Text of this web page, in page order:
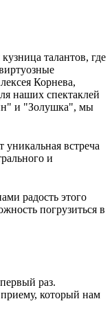
талантов, где
Корнева,
наших спектаклей
и "Золушка", мы
встреча
и
радость этого
погрузиться в
раз.
который нам